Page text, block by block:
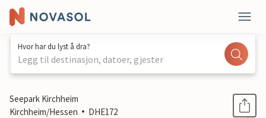
Hvor har du lyst å dra?
Legg til destinasjon, datoer, gjester
1 / 25
Seepark Kirchheim
Kirchheim/Hessen
DHE172